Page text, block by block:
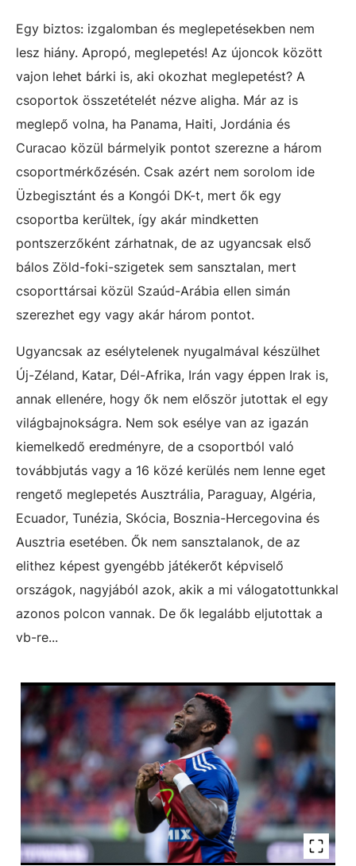
Egy biztos: izgalomban és meglepetésekben nem
lesz hiány. Apropó, meglepetés! Az újoncok között
vajon lehet bárki is, aki okozhat meglepetést? A
csoportok összetételét nézve aligha. Már az is
meglepő volna, ha Panama, Haiti, Jordánia és
Curacao közül bármelyik pontot szerezne a három
csoportmérkőzésén. Csak azért nem sorolom ide
Üzbegisztánt és a Kongói DK-t, mert ők egy
csoportba kerültek, így akár mindketten
pontszerzőként zárhatnak, de az ugyancsak első
bálos Zöld-foki-szigetek sem sansztalan, mert
csoporttársai közül Szaúd-Arábia ellen simán
szerezhet egy vagy akár három pontot.
Ugyancsak az esélytelenek nyugalmával készülhet
Új-Zéland, Katar, Dél-Afrika, Irán vagy éppen Irak is,
annak ellenére, hogy ők nem először jutottak el egy
világbajnokságra. Nem sok esélye van az igazán
kiemelkedő eredményre, de a csoportból való
továbbjutás vagy a 16 közé kerülés nem lenne eget
rengető meglepetés Ausztrália, Paraguay, Algéria,
Ecuador, Tunézia, Skócia, Bosznia-Hercegovina és
Ausztria esetében. Ők nem sansztalanok, de az
elithez képest gyengébb játékerőt képviselő
országok, nagyjából azok, akik a mi válogatottunkkal
azonos polcon vannak. De ők legalább eljutottak a
vb-re...